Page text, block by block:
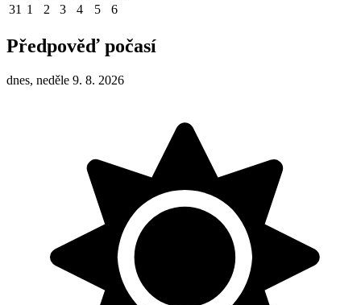
31 1 2 3 4 5 6
Předpověď počasí
dnes, neděle 9. 8. 2026